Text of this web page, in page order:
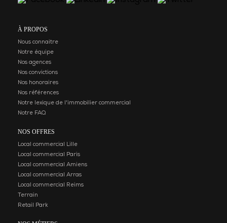
À PROPOS
Nous connaitre
Notre équipe
Nos agences
Nos convictions
Nos honoraires
Nos références
Notre lexique de l'immobilier commercial
Notre FAQ
NOS OFFRES
Local commercial Lille
Local commercial Paris
Local commercial Amiens
Local commercial Arras
Local commercial Reims
Terrain
Retail Park